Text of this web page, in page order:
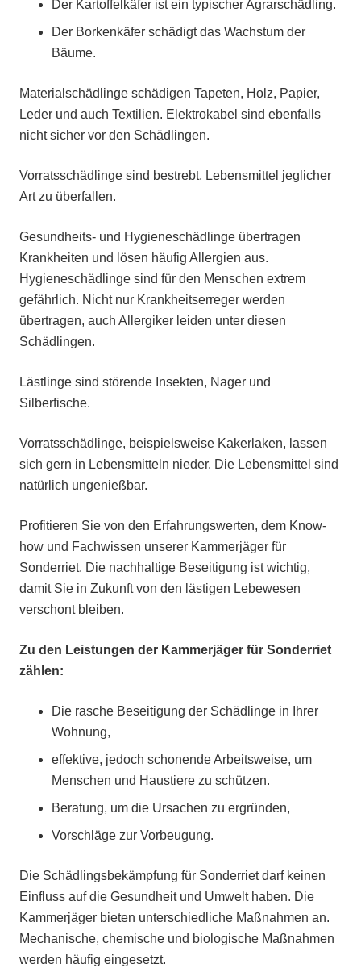
Der Kartoffelkäfer ist ein typischer Agrarschädling.
Der Borkenkäfer schädigt das Wachstum der
Bäume.
Materialschädlinge schädigen Tapeten, Holz, Papier,
Leder und auch Textilien. Elektrokabel sind ebenfalls
nicht sicher vor den Schädlingen.
Vorratsschädlinge sind bestrebt, Lebensmittel jeglicher
Art zu überfallen.
Gesundheits- und Hygieneschädlinge übertragen
Krankheiten und lösen häufig Allergien aus.
Hygieneschädlinge sind für den Menschen extrem
gefährlich. Nicht nur Krankheitserreger werden
übertragen, auch Allergiker leiden unter diesen
Schädlingen.
Lästlinge sind störende Insekten, Nager und
Silberfische.
Vorratsschädlinge, beispielsweise Kakerlaken, lassen
sich gern in Lebensmitteln nieder. Die Lebensmittel sind
natürlich ungenießbar.
Profitieren Sie von den Erfahrungswerten, dem Know-
how und Fachwissen unserer Kammerjäger für
Sonderriet. Die nachhaltige Beseitigung ist wichtig,
damit Sie in Zukunft von den lästigen Lebewesen
verschont bleiben.
Zu den Leistungen der Kammerjäger für Sonderriet
zählen:
Die rasche Beseitigung der Schädlinge in Ihrer
Wohnung,
effektive, jedoch schonende Arbeitsweise, um
Menschen und Haustiere zu schützen.
Beratung, um die Ursachen zu ergründen,
Vorschläge zur Vorbeugung.
Die Schädlingsbekämpfung für Sonderriet darf keinen
Einfluss auf die Gesundheit und Umwelt haben. Die
Kammerjäger bieten unterschiedliche Maßnahmen an.
Mechanische, chemische und biologische Maßnahmen
werden häufig eingesetzt.